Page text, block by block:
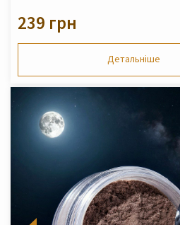
239 грн
Детальніше